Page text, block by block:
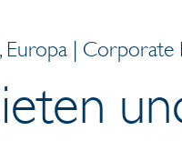
Europa | Corporate